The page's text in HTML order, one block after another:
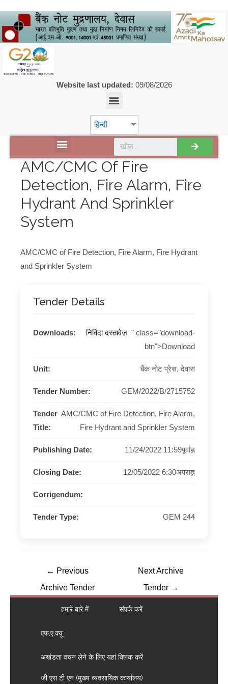
Website last updated: 09/08/2026
हिन्दी
AMC/CMC Of Fire
Detection, Fire Alarm, Fire
Hydrant And Sprinkler
System
AMC/CMC of Fire Detection, Fire Alarm, Fire Hydrant
and Sprinkler System
Tender Details
Downloads: निविदा दस्तावेज़ " class="download-
btn">Download
Unit: बैंक नोट प्रेस, देवास
Tender Number: GEM/2022/B/2715752
Tender
Title:
AMC/CMC of Fire Detection, Fire Alarm,
Fire Hydrant and Sprinkler System
Publishing Date: 11/24/2022 11:59पूर्वाह्न
Closing Date: 12/05/2022 6:30अपराह्न
Corrigendum:
Tender Type: GEM 244
← Previous
Archive Tender
Next Archive
Tender →
हमारे बारे में संपर्क करें
एफ.ए.क्यू
अखंडता वचन लेने के लिए यहां क्लिक करें
जी एस टी एन (मुख्य व्यवसायिक कार्यालय)